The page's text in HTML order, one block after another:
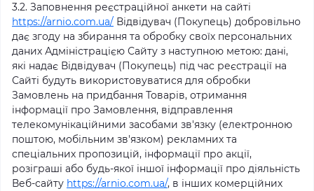
3.2. Заповнення реєстраційної анкети на сайті
https://arnio.com.ua/ Відвідувач (Покупець) добровільно
дає згоду на збирання та обробку своїх персональних
даних Адміністрацією Сайту з наступною метою: дані,
які надає Відвідувач (Покупець) під час реєстрації на
Сайті будуть використовуватися для обробки
Замовлень на придбання Товарів, отримання
інформації про Замовлення, відправлення
телекомунікаційними засобами зв'язку (електронною
поштою, мобільним зв'язком) рекламних та
спеціальних пропозицій, інформації про акції,
розіграші або будь-якої іншої інформації про діяльність
Веб-сайту https://arnio.com.ua/, в інших комерційних